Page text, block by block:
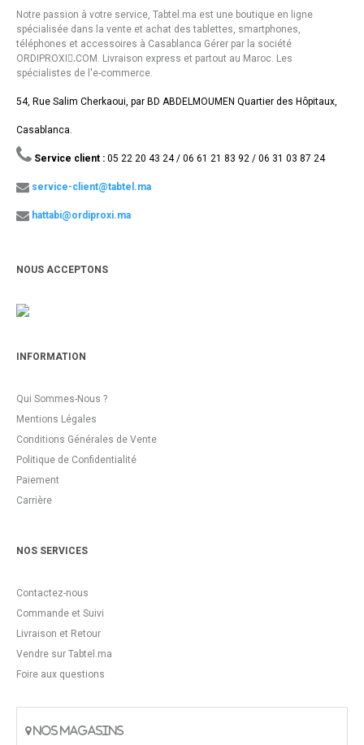
Notre passion à votre service, Tabtel.ma est une boutique en ligne
spécialisée dans la vente et achat des tablettes, smartphones,
téléphones et accessoires à Casablanca Gérer par la société
ORDIPROXI.ِCOM. Livraison express et partout au Maroc. Les
spécialistes de l'e-commerce.
54, Rue Salim Cherkaoui, par BD ABDELMOUMEN Quartier des Hôpitaux,
Casablanca.
Service client : 05 22 20 43 24 / 06 61 21 83 92 / 06 31 03 87 24
service-client@tabtel.ma
hattabi@ordiproxi.ma
NOUS ACCEPTONS
INFORMATION
Qui Sommes-Nous ?
Mentions Légales
Conditions Générales de Vente
Politique de Confidentialité
Paiement
Carrière
NOS SERVICES
Contactez-nous
Commande et Suivi
Livraison et Retour
Vendre sur Tabtel.ma
Foire aux questions
NOS MAGASINS